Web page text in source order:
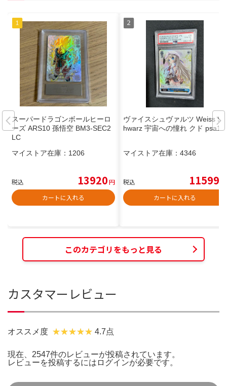
スーパードラゴンボールヒーロ
ーズ ARS10 孫悟空 BM3-SEC2
LC
マイストア在庫： 1206
税込 13920円
カートに入れる
ヴァイスシュヴァルツ Weiss Sc
hwarz 宇宙への憧れ クド psa10
マイストア在庫： 4346
税込 11599
カートに入れる
このカテゴリをもっと見る
カスタマーレビュー
オススメ度 4.7点
現在、2547件のレビューが投稿されています。
レビューを投稿するには ログインが必要です。